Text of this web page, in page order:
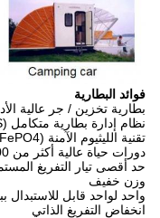
فوائد البطارية
بطارية تخزين / جر عالية
نظام إدارة بطارية متكامل (BMS)
تقنية الليثيوم الآمنة (LiFePO4)
دورات حياة عالية أكثر من 2000 مرة @ 80٪ DOD 25 ℃
حد أقصى تيار التفريغ
وزن خفيف
واحد لواحد قابل
انخفاض التفريغ الذاتي